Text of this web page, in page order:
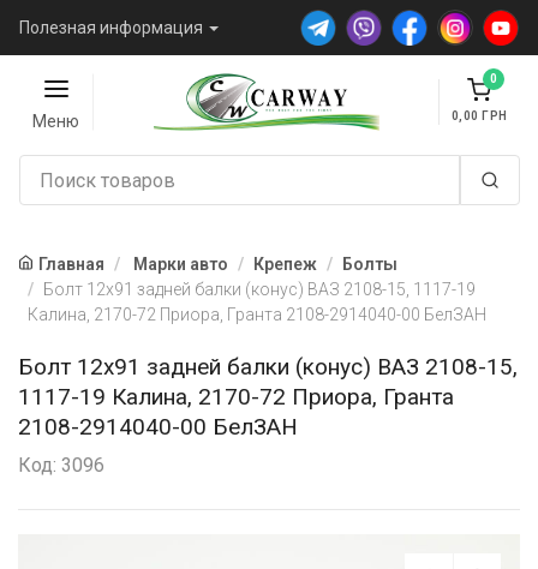
Полезная информация
Меню
0
0,00
Главная Марки авто Крепеж
Болты
Болт 12х91 задней балки (конус) ВАЗ 2108-15, 1117-19
Калина, 2170-72 Приора, Гранта 2108-2914040-00 БелЗАН
Болт 12х91 задней балки (конус) ВАЗ 2108-15,
1117-19 Калина, 2170-72 Приора, Гранта
2108-2914040-00 БелЗАН
Код: 3096